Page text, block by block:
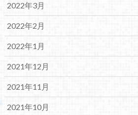
2022年3月
2022年2月
2022年1月
2021年12月
2021年11月
2021年10月